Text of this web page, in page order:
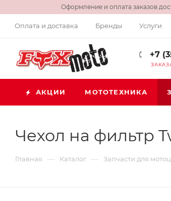
Оформление и оплата заказов
Оплата и доставка Бренды Услуги
+7
АКЦИИ МОТОТЕХНИКА
Чехол на фильтр
Главная — Каталог — Запчасти для